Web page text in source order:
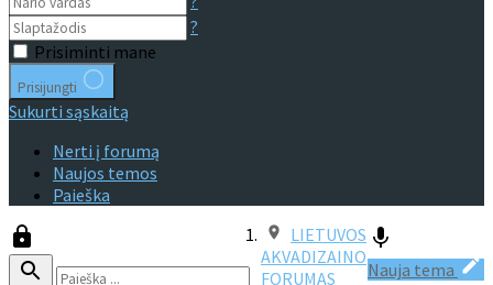
?
Prisiminti mane
Prisijungti
Sukurti sąskaitą
Nerti į forumą
Naujos temos
Paieška
Nauja tema
LIETUVOS
AKVADIZAINO
FORUMAS